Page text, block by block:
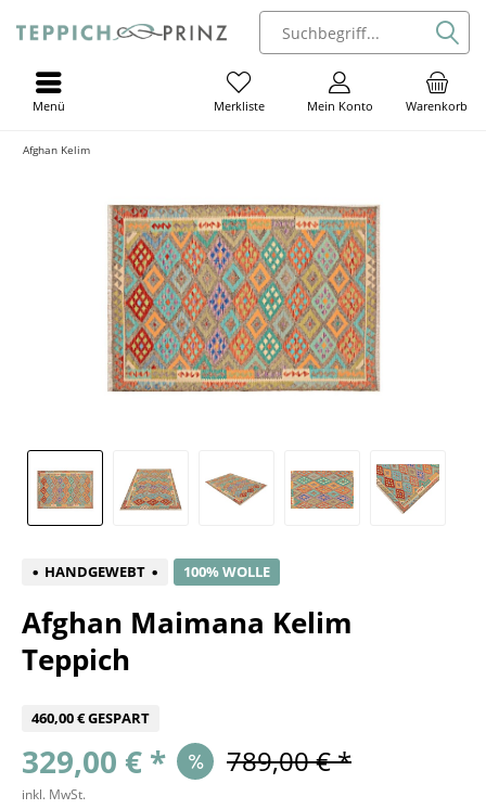
Warenkorb
Mein Konto
Merkliste
Menü
Afghan Kelim
HANDGEWEBT 100% WOLLE
Afghan Maimana Kelim
Teppich
460,00 € GESPART
329,00 € * 789,00 € *
inkl. MwSt.